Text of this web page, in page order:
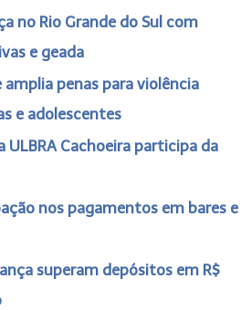
no Rio Grande do Sul com
e geada
amplia penas para violência
e adolescentes
ULBRA Cachoeira participa da
nos pagamentos em bares e
superam depósitos em R$